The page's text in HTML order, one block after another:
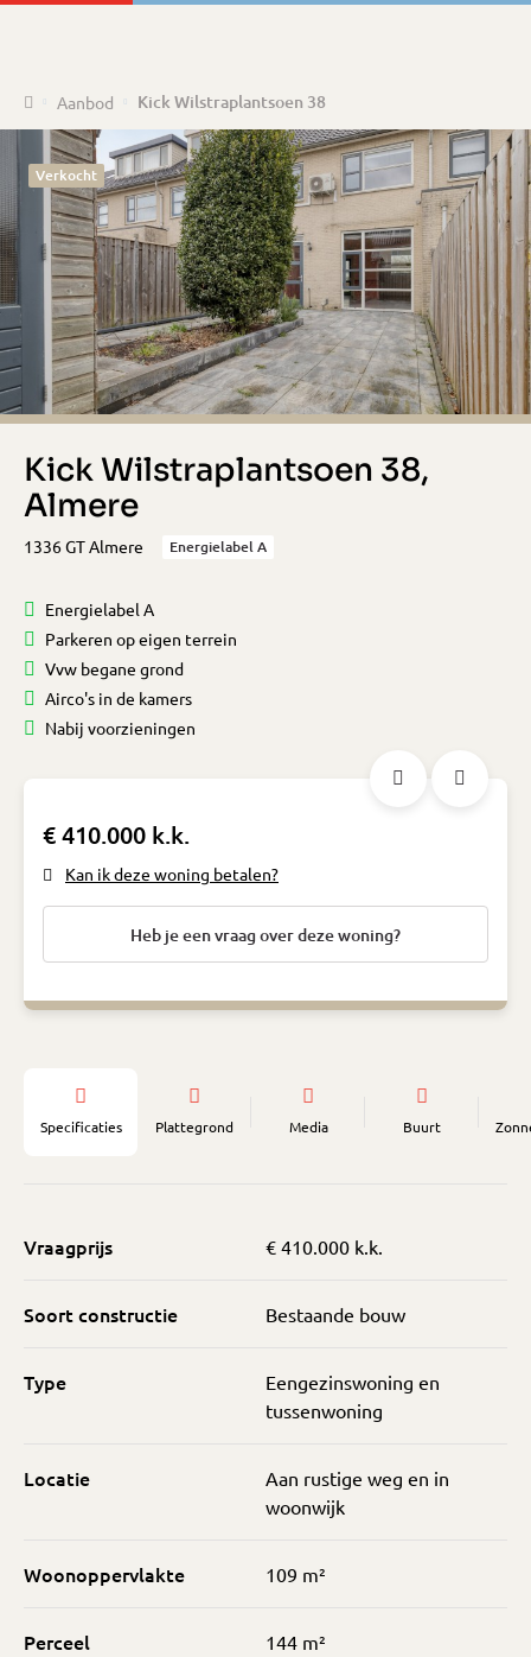
HomeAanbod Kick Wilstraplantsoen 38
Verkocht
Kick Wilstraplantsoen 38,
Almere
1336 GT Almere Energielabel A
Energielabel A
Parkeren op eigen terrein
Vvw begane grond
Airco's in de kamers
Nabij voorzieningen
€ 410.000 k.k.
Kan ik deze woning betalen?
Heb je een vraag over deze woning?
Specificaties Plattegrond Media Buurt
Vraagprijs € 410.000 k.k.
Soort constructie Bestaande bouw
Type
Eengezinswoning en
tussenwoning
Locatie
Aan rustige weg en in
woonwijk
Woonoppervlakte 109 m²
Perceel 144 m²